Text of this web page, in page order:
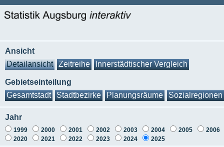
Ansicht
Detailansicht
Zeitreihe Innerstädtischer Vergleich
Gebietseinteilung
Gesamtstadt
Stadtbezirke Planungsräume Sozialregionen
Jahr
1999 2000 2001 2002 2003 2004 2005
2006
2020
2021 2022 2023 2024 2025